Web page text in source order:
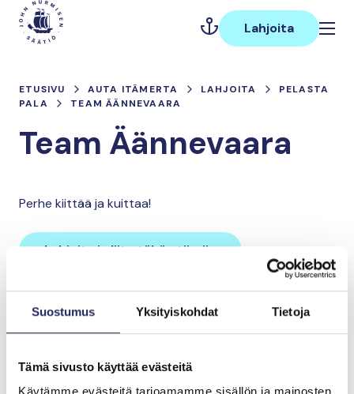
Suostumus Yksityiskohdat Tietoja
Tämä sivusto käyttää evästeitä
Hyppää
sisältöön
Päävalikko
Lahjoita
ETUSIVU AUTA ITÄMERTA LAHJOITA
PELASTA
PALA
TEAM ÄÄNNEVAARA
Team Äännevaara
Perhe kiittää ja kuittaa!
Lahjoita ja liity tähän tiimiin
Tiimin lahjoitukset yhteensä:
0 €